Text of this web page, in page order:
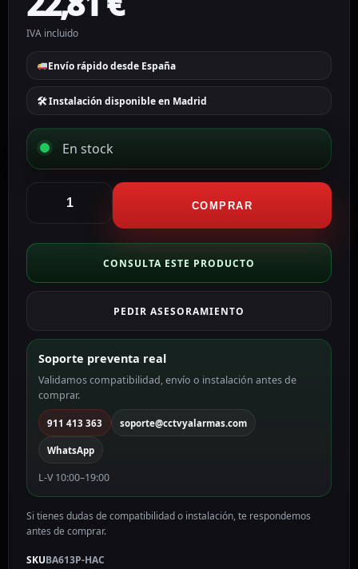
IVA incluido
Envío rápido desde España
🛠 Instalación disponible en Madrid
En stock
Transceptor
por
par
BA613P-
HAC
cantidad
COMPRAR
CONSULTA ESTE PRODUCTO
PEDIR ASESORAMIENTO
Soporte preventa real
Validamos compatibilidad, envío o instalación antes de
comprar.
911 413 363 soporte@cctvyalarmas.com
WhatsApp
L-V 10:00–19:00
Si tienes dudas de compatibilidad o instalación, te respondemos
antes de comprar.
SKUBA613P-HAC